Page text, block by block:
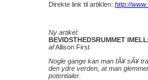
Direkte link til artiklen: http://
Ny artikel:
BEVIDSTHEDSRUMMET
afAllison First
Nogle gange kan man fÃ¥ sÃ¥
den ydre verden, at man
potentialer.